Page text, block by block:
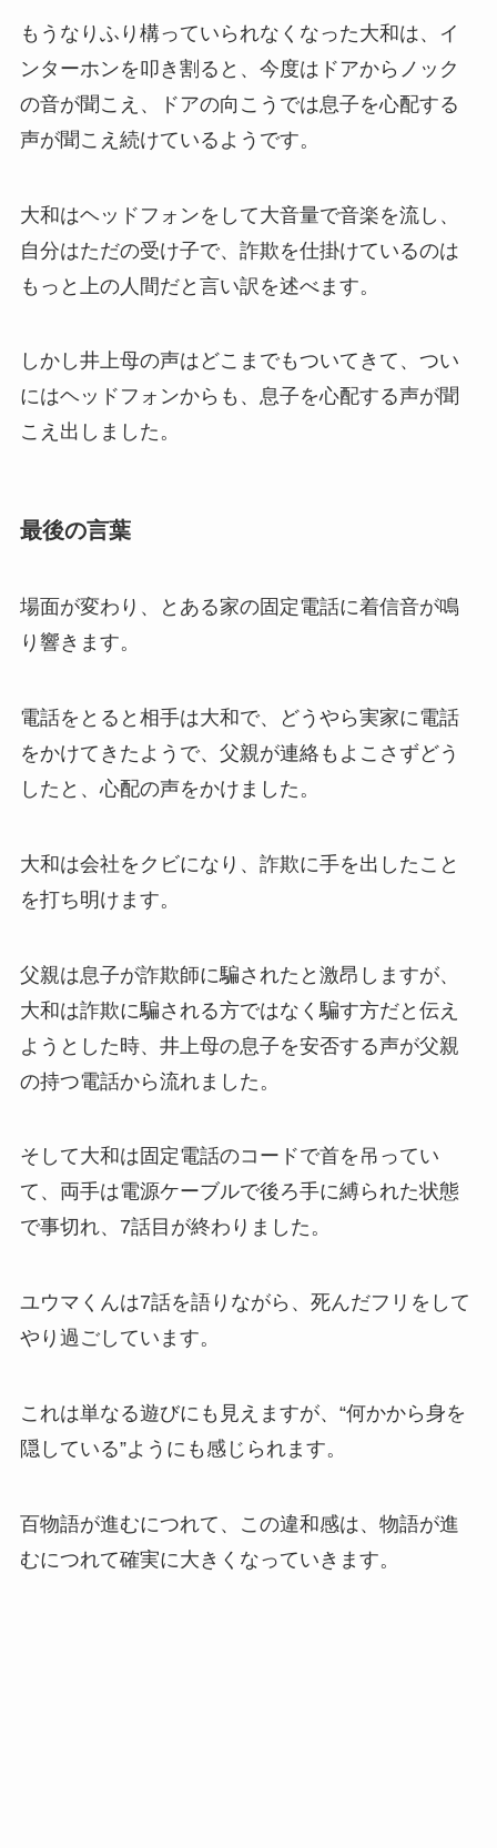
もうなりふり構っていられなくなった大和は、イ
ンターホンを叩き割ると、今度はドアからノック
の音が聞こえ、ドアの向こうでは息子を心配する
声が聞こえ続けているようです。
大和はヘッドフォンをして大音量で音楽を流し、
自分はただの受け子で、詐欺を仕掛けているのは
もっと上の人間だと言い訳を述べます。
しかし井上母の声はどこまでもついてきて、つい
にはヘッドフォンからも、息子を心配する声が聞
こえ出しました。
最後の言葉
場面が変わり、とある家の固定電話に着信音が鳴
り響きます。
電話をとると相手は大和で、どうやら実家に電話
をかけてきたようで、父親が連絡もよこさずどう
したと、心配の声をかけました。
大和は会社をクビになり、詐欺に手を出したこと
を打ち明けます。
父親は息子が詐欺師に騙されたと激昂しますが、
大和は詐欺に騙される方ではなく騙す方だと伝え
ようとした時、井上母の息子を安否する声が父親
の持つ電話から流れました。
そして大和は固定電話のコードで首を吊ってい
て、両手は電源ケーブルで後ろ手に縛られた状態
で事切れ、7話目が終わりました。
ユウマくんは7話を語りながら、死んだフリをして
やり過ごしています。
これは単なる遊びにも見えますが、“何かから身を
隠している”ようにも感じられます。
百物語が進むにつれて、この違和感は、物語が進
むにつれて確実に大きくなっていきます。